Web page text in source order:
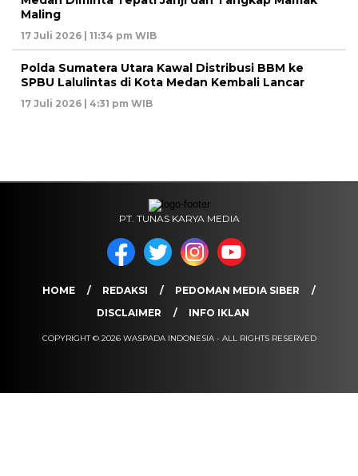
Maling
17 Juli 2026 | 11:34 pm WIB
Polda Sumatera Utara Kawal Distribusi BBM ke
SPBU Lalulintas di Kota Medan Kembali Lancar
17 Juli 2026 | 4:31 pm WIB
PT. TUNAS KARYA MEDIA
HOME REDAKSI
PEDOMAN MEDIA SIBER
DISCLAIMER
INFO IKLAN
COPYRIGHT © 2026 WASPADA INDONESIA - ALL RIGHTS RESERVED